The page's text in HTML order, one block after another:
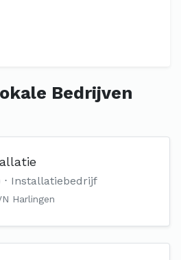
Bedrijven
Installatiebedrijf
Harlingen